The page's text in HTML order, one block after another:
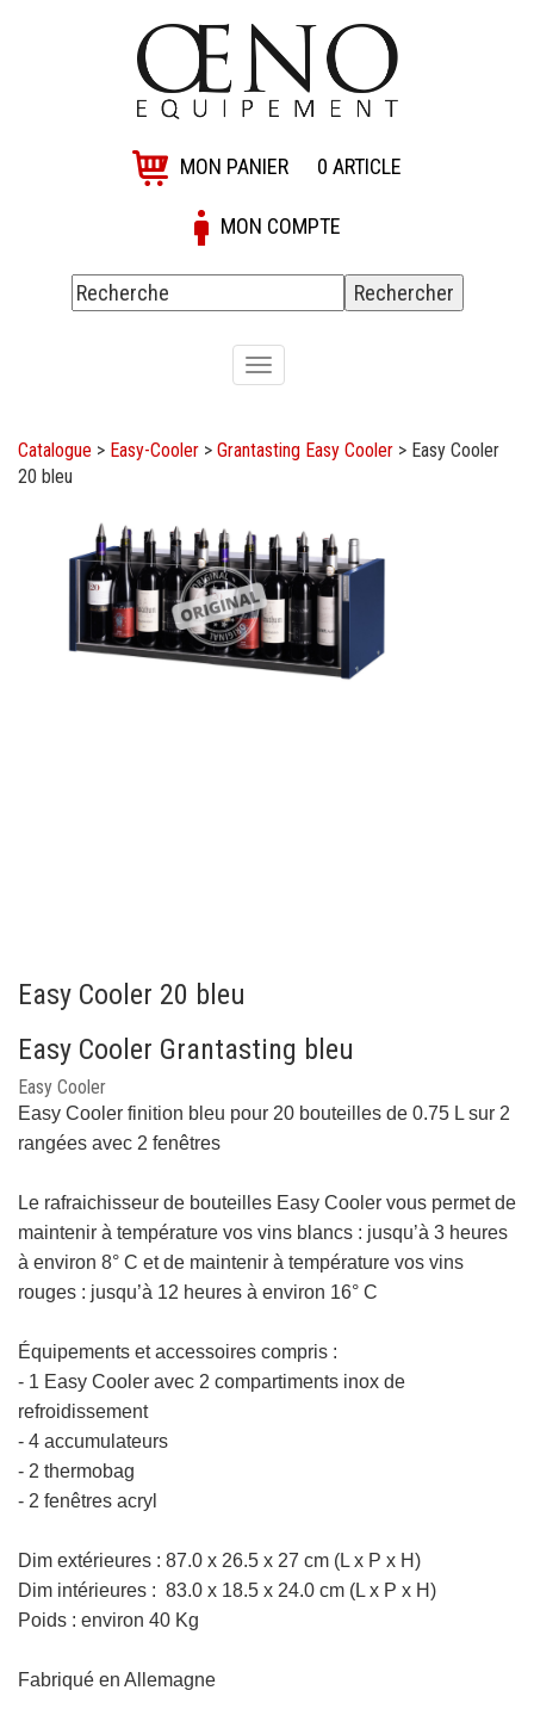
MON PANIER 0 ARTICLE
MON COMPTE
Toggle
navigation
Catalogue > Easy-Cooler > Grantasting Easy Cooler > Easy Cooler
20 bleu
Easy Cooler 20 bleu
Easy Cooler Grantasting bleu
Easy Cooler
Easy Cooler finition bleu pour 20 bouteilles de 0.75 L sur 2
rangées avec 2 fenêtres
Le rafraichisseur de bouteilles Easy Cooler vous permet de
maintenir à température vos vins blancs : jusqu’à 3 heures
à environ 8° C et de maintenir à température vos vins
rouges : jusqu’à 12 heures à environ 16° C
Équipements et accessoires compris :
- 1 Easy Cooler avec 2 compartiments inox de
refroidissement
- 4 accumulateurs
- 2 thermobag
- 2 fenêtres acryl
Dim extérieures : 87.0 x 26.5 x 27 cm (L x P x H)
Dim intérieures : 83.0 x 18.5 x 24.0 cm (L x P x H)
Poids : environ 40 Kg
Fabriqué en Allemagne